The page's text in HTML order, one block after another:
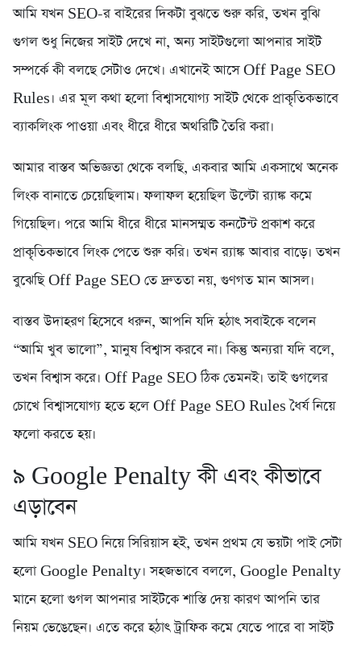
আমি যখন SEO-র বাইরের দিকটা বুঝতে শুরু করি, তখন বুঝি
গুগল শুধু নিজের সাইট দেখে না, অন্য সাইটগুলো আপনার সাইট
সম্পর্কে কী বলছে সেটাও দেখে। এখানেই আসে Off Page SEO
Rules। এর মূল কথা হলো বিশ্বাসযোগ্য সাইট থেকে প্রাকৃতিকভাবে
ব্যাকলিংক পাওয়া এবং ধীরে ধীরে অথরিটি তৈরি করা।
আমার বাস্তব অভিজ্ঞতা থেকে বলছি, একবার আমি একসাথে অনেক
লিংক বানাতে চেয়েছিলাম। ফলাফল হয়েছিল উল্টো র‍্যাঙ্ক কমে
গিয়েছিল। পরে আমি ধীরে ধীরে মানসম্মত কনটেন্ট প্রকাশ করে
প্রাকৃতিকভাবে লিংক পেতে শুরু করি। তখন র‍্যাঙ্ক আবার বাড়ে। তখন
বুঝেছি Off Page SEO তে দ্রুততা নয়, গুণগত মান আসল।
বাস্তব উদাহরণ হিসেবে ধরুন, আপনি যদি হঠাৎ সবাইকে বলেন
“আমি খুব ভালো”, মানুষ বিশ্বাস করবে না। কিন্তু অন্যরা যদি বলে,
তখন বিশ্বাস করে। Off Page SEO ঠিক তেমনই। তাই গুগলের
চোখে বিশ্বাসযোগ্য হতে হলে Off Page SEO Rules ধৈর্য নিয়ে
ফলো করতে হয়।
৯️ Google Penalty কী এবং কীভাবে
এড়াবেন
আমি যখন SEO নিয়ে সিরিয়াস হই, তখন প্রথম যে ভয়টা পাই সেটা
হলো Google Penalty। সহজভাবে বললে, Google Penalty
মানে হলো গুগল আপনার সাইটকে শাস্তি দেয় কারণ আপনি তার
নিয়ম ভেঙেছেন। এতে করে হঠাৎ ট্রাফিক কমে যেতে পারে বা সাইট